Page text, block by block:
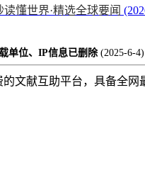
读懂世界·精选全球要闻
单位、IP信息已删除 (2025-6-4)
文献互助平台，具备全网